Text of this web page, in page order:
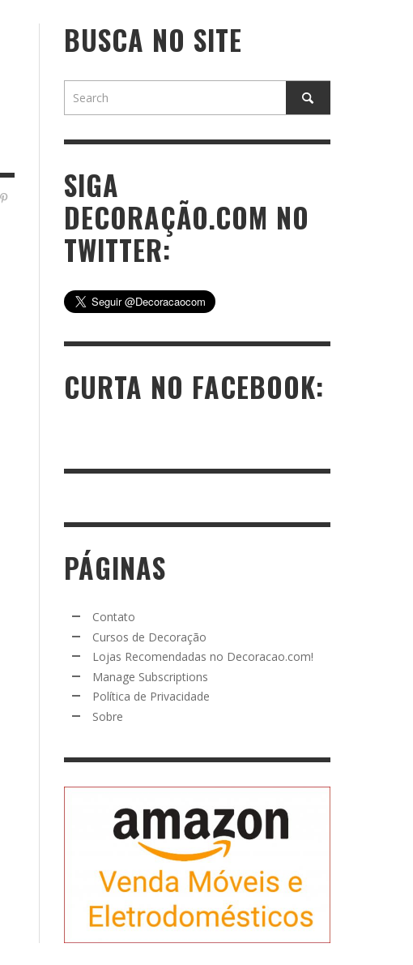
BUSCA NO SITE
SIGA
DECORAÇÃO.COM NO
TWITTER:
CURTA NO FACEBOOK:
PÁGINAS
Contato
Cursos de Decoração
Lojas Recomendadas no Decoracao.com!
Manage Subscriptions
Política de Privacidade
Sobre